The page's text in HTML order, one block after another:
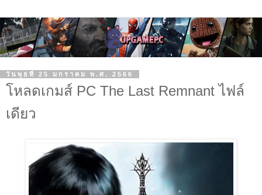
วันพุธที่ 25 มกราคม พ.ศ. 2566
โหลดเกมส์ PC The Last Remnant ไฟล์
เดียว